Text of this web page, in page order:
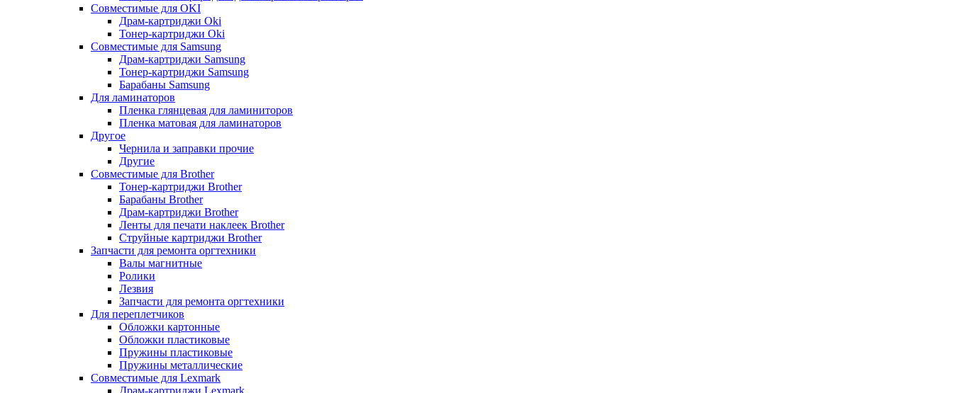
Совместимые для OKI
Драм-картриджи Oki
Тонер-картриджи Oki
Совместимые для Samsung
Драм-картриджи Samsung
Тонер-картриджи Samsung
Барабаны Samsung
Для ламинаторов
Пленка глянцевая для ламиниторов
Пленка матовая для ламинаторов
Другое
Чернила и заправки прочие
Другие
Совместимые для Brother
Тонер-картриджи Brother
Барабаны Brother
Драм-картриджи Brother
Ленты для печати наклеек Brother
Струйные картриджи Brother
Запчасти для ремонта оргтехники
Валы магнитные
Ролики
Лезвия
Запчасти для ремонта оргтехники
Для переплетчиков
Обложки картонные
Обложки пластиковые
Пружины пластиковые
Пружины металлические
Совместимые для Lexmark
Драм-картриджи Lexmark